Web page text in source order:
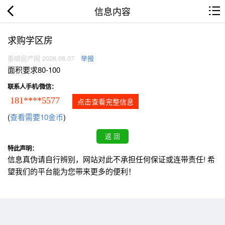
信息内容
求购学区房
泰顺房产网 2026.08.07 举报
面积要求80-100
联系人手机/微信：
181****5577 点击查看完整信息
(查看需要10金币)
特此声明：
信息真伪请自行辨别，网站对此不承担任何保证或连带责任! 希
望我们的平台能为您带来更多的便利！